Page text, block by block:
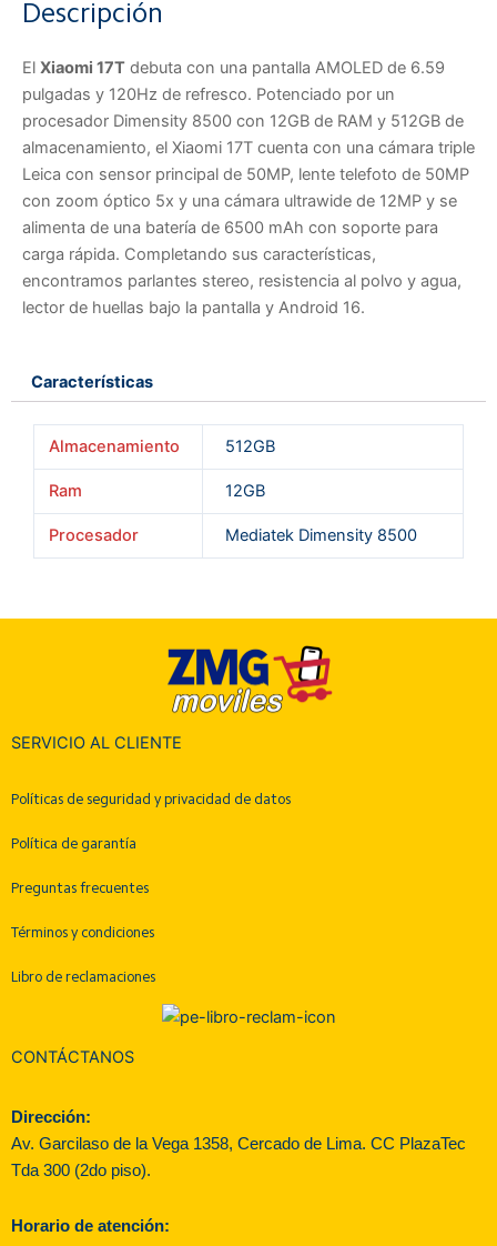
Descripción
El Xiaomi 17T debuta con una pantalla AMOLED de 6.59
pulgadas y 120Hz de refresco. Potenciado por un
procesador Dimensity 8500 con 12GB de RAM y 512GB de
almacenamiento, el Xiaomi 17T cuenta con una cámara triple
Leica con sensor principal de 50MP, lente telefoto de 50MP
con zoom óptico 5x y una cámara ultrawide de 12MP y se
alimenta de una batería de 6500 mAh con soporte para
carga rápida. Completando sus características,
encontramos parlantes stereo, resistencia al polvo y agua,
lector de huellas bajo la pantalla y Android 16.
Características
Almacenamiento 512GB
Ram 12GB
Procesador Mediatek Dimensity 8500
SERVICIO AL CLIENTE
Políticas de seguridad y privacidad de datos
Política de garantía
Preguntas frecuentes
Términos y condiciones
Libro de reclamaciones
CONTÁCTANOS
Dirección:
Av. Garcilaso de la Vega 1358, Cercado de Lima. CC PlazaTec
Tda 300 (2do piso).
Horario de atención: